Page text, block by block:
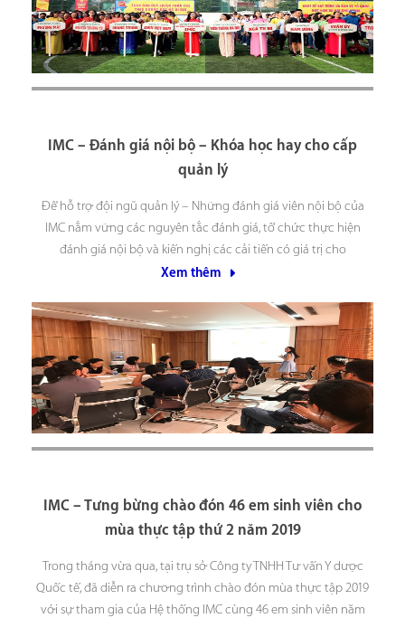
IMC – Đánh giá nội bộ – Khóa học hay cho cấp
quản lý
Để hỗ trợ đội ngũ quản lý – Những đánh giá viên nội bộ của
IMC nắm vững các nguyên tắc đánh giá, tổ chức thực hiện
đánh giá nội bộ và kiến nghị các cải tiến có giá trị cho
phòng/ban/đươn vị hoặc Khối của mình, Thứ 7 ngày
Xem thêm
IMC – Tưng bừng chào đón 46 em sinh viên cho
mùa thực tập thứ 2 năm 2019
Trong tháng vừa qua, tại trụ sở Công ty TNHH Tư vấn Y dược
Quốc tế, đã diễn ra chương trình chào đón mùa thực tập 2019
với sự tham gia của Hệ thống IMC cùng 46 em sinh viên năm